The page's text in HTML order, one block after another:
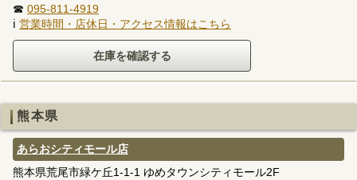
☎ 095-811-4919
ℹ 営業時間・店休日・アクセス情報はこちら
熊本県
あらおシティモール店
熊本県荒尾市緑ケ丘1-1-1 ゆめタウンシティモール2F